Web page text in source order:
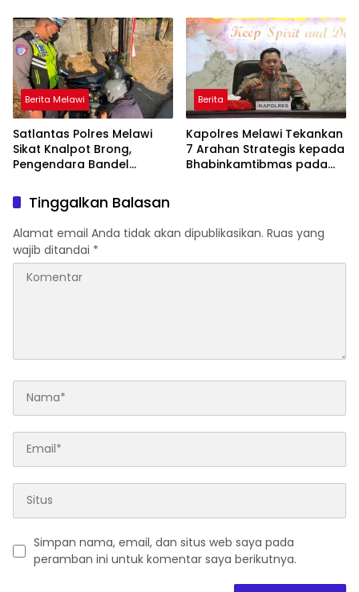
Lahan
Peringkat Lebih Baik
Berlanjut
Berita Melawi
Satlantas Polres Melawi
Sikat Knalpot Brong,
Pengendara Bandel
Berita
Kapolres Melawi Tekankan
7 Arahan Strategis kepada
Bhabinkamtibmas pada
Tinggalkan Balasan
Alamat email Anda tidak akan dipublikasikan. Ruas yang
wajib ditandai *
Simpan nama, email, dan situs web saya pada
peramban ini untuk komentar saya berikutnya.